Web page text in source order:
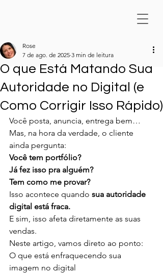
O que Está Matando Sua
Autoridade no Digital (e
Como Corrigir Isso Rápido)
Rose
7 de ago. de 2025 3 min de leitura
Você posta, anuncia, entrega bem…
Mas, na hora da verdade, o cliente
ainda pergunta:
Você tem portfólio?
Já fez isso pra alguém?
Tem como me provar?
Isso acontece quando sua autoridade
digital está fraca.
E sim, isso afeta diretamente as suas
vendas.
Neste artigo, vamos direto ao ponto:
O que está enfraquecendo sua
imagem no digital